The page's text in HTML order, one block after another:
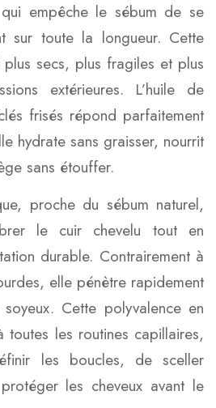
empêche le sébum de se
sur toute la longueur. Cette
secs, plus fragiles et plus
extérieures. L’huile de
frisés répond parfaitement
hydrate sans graisser, nourrit
sans étouffer.
proche du sébum naturel,
le cuir chevelu tout en
durable. Contrairement à
elle pénètre rapidement
Cette polyvalence en
les routines capillaires,
les boucles, de sceller
les cheveux avant le